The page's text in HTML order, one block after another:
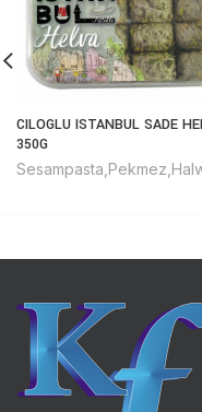
CILOGLU ISTANBUL SADE
350G